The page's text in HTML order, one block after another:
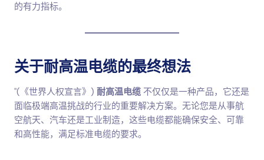
的有力指标。
关于耐高温电缆的最终想法
"(《世界人权宣言》) 耐高温电缆 不仅仅是一种产品，它还是
面临极端高温挑战的行业的重要解决方案。无论您是从事航
空航天、汽车还是工业制造，这些电缆都能确保安全、可靠
和高性能，满足标准电缆的要求。